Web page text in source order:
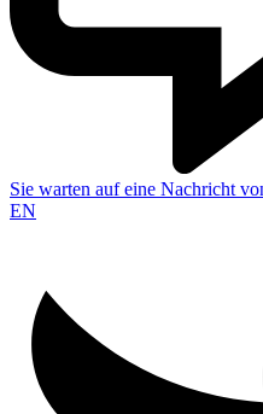
Sie warten auf eine Nachricht
EN